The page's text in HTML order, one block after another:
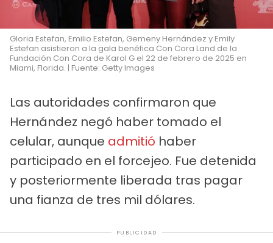
Gloria Estefan, Emilio Estefan, Gemeny Hernández y Emily
Estefan asistieron a la gala benéfica Con Cora Land de la
Fundación Con Cora de Karol G el 22 de febrero de 2025 en
Miami, Florida. | Fuente: Getty Images
Las autoridades confirmaron que
Hernández negó haber tomado el
celular, aunque admitió haber
participado en el forcejeo. Fue detenida
y posteriormente liberada tras pagar
una fianza de tres mil dólares.
PUBLICIDAD